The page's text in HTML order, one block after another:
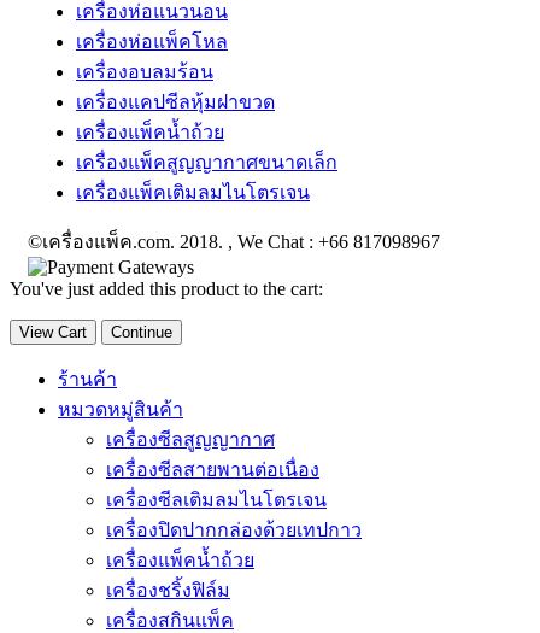
เครื่องห่อแนวนอน
เครื่องห่อแพ็คโหล
เครื่องอบลมร้อน
เครื่องแคปซีลหุ้มฝาขวด
เครื่องแพ็คน้ำถ้วย
เครื่องแพ็คสูญญากาศขนาดเล็ก
เครื่องแพ็คเติมลมไนโตรเจน
©เครื่องแพ็ค.com. 2018. , We Chat : +66 817098967
You've just added this product to the cart:
View Cart Continue
ร้านค้า
หมวดหมู่สินค้า
เครื่องซีลสูญญากาศ
เครื่องซีลสายพานต่อเนื่อง
เครื่องซีลเติมลมไนโตรเจน
เครื่องปิดปากกล่องด้วยเทปกาว
เครื่องแพ็คน้ำถ้วย
เครื่องชริ้งฟิล์ม
เครื่องสกินแพ็ค